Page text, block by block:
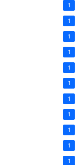
1
1
1
1
1
1
1
1
1
1
1